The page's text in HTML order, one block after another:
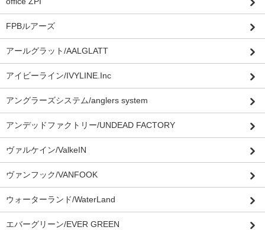
FPBルアーズ
アールグラット/AALGLATT
アイビーライン/IVYLINE.Inc
アングラーズシステム/anglers system
アンデッドファクトリー/UNDEAD FACTORY
ヴァルケイン/ValkeIN
ヴァンフック/VANFOOK
ウォーターランド/WaterLand
エバーグリーン/EVER GREEN